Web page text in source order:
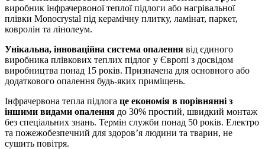
виробник інфрачервоної теплої підлоги або нагрівальної
плівки Monocrystal під керамічну плитку, ламінат, паркет,
ковролін та лінолеум.
Унікальна, інноваційна система опалення від єдиного
виробника плівкових теплих підлог у Європі з досвідом
виробництва понад 15 років. Призначена для основного або
додаткового опалення будь-яких приміщень.
Інфрачервона тепла підлога це економія в порівнянні з
іншими видами опалення до 30% простий, швидкий монтаж
без спеціальних знань. Термін служби понад 50 років. Електро
та пожежобезпечний для здоров’я людини та тварин, не
сушить повітря.